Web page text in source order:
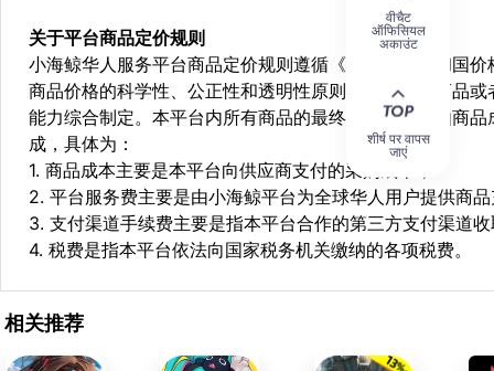
关于平台商品定价规则
小海鲸华人服务平台商品定价规则遵循《中华人民共和国
商品价格的科学性、公正性和透明性原则，依据相关商品
能力综合制定。本平台内所有商品的最终销售价格均由商
成，具体为：
1. 商品成本主要是本平台向供应商支付的采购成本；
2. 平台服务费主要是由小海鲸平台为全球华人用户提供商
3. 支付渠道手续费主要是指本平台合作的第三方支付渠道
4. 税费是指本平台依法向国家税务机关缴纳的各项税费。
相关推荐
वीचैट
ऑफिसियल
अकाउंट
शीर्ष पर वापस
जाएं